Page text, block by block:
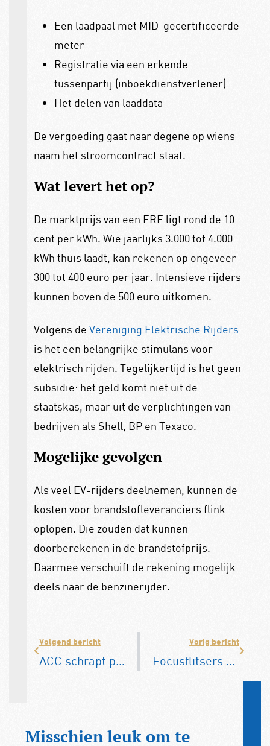
Een laadpaal met MID-gecertificeerde
meter
Registratie via een erkende
tussenpartij (inboekdienstverlener)
Het delen van laaddata
De vergoeding gaat naar degene op wiens
naam het stroomcontract staat.
Wat levert het op?
De marktprijs van een ERE ligt rond de 10
cent per kWh. Wie jaarlijks 3.000 tot 4.000
kWh thuis laadt, kan rekenen op ongeveer
300 tot 400 euro per jaar. Intensieve rijders
kunnen boven de 500 euro uitkomen.
Volgens de Vereniging Elektrische Rijders
is het een belangrijke stimulans voor
elektrisch rijden. Tegelijkertijd is het geen
subsidie: het geld komt niet uit de
staatskas, maar uit de verplichtingen van
bedrijven als Shell, BP en Texaco.
Mogelijke gevolgen
Als veel EV-rijders deelnemen, kunnen de
kosten voor brandstofleveranciers flink
oplopen. Die zouden dat kunnen
doorberekenen in de brandstofprijs.
Daarmee verschuift de rekening mogelijk
deels naar de benzinerijder.
Volgend bericht
ACC schrapt plannen voor accufabrieken in Italië en Duitsland
Vorig bericht
Focusflitsers vaker ingezet: in 2025 liefst 250.000 appende automobilisten en fietsers beboet
Misschien leuk om te